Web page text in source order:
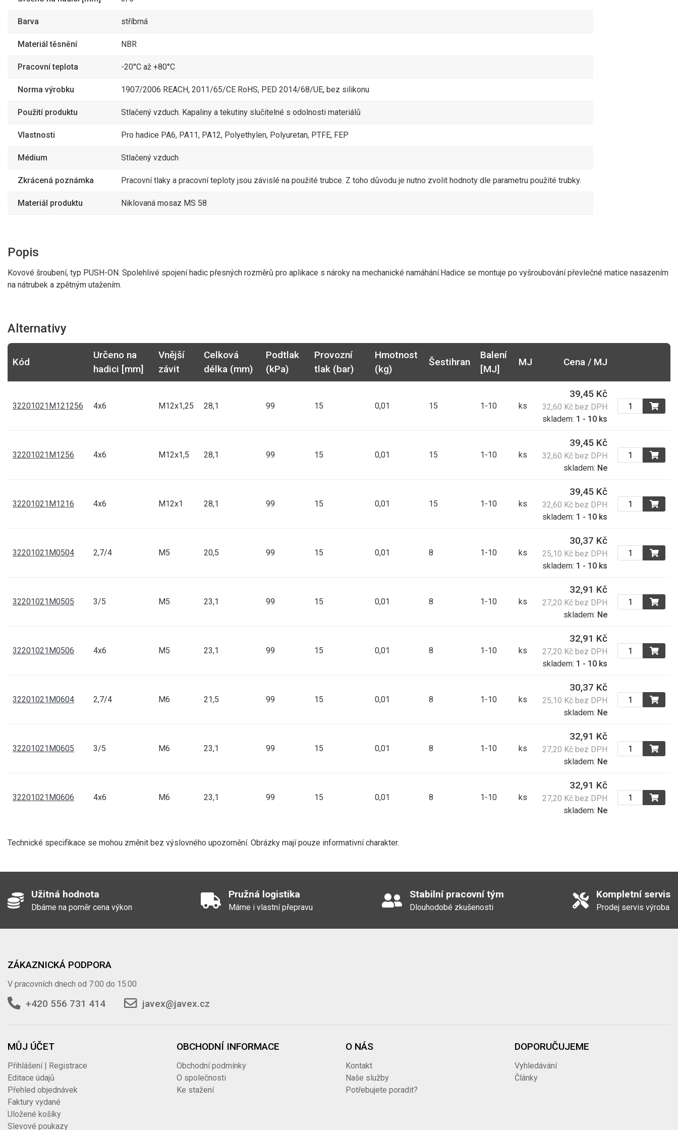
Barva stříbrná
Materiál těsnění NBR
Pracovní teplota -20°C až +80°C
Norma výrobku 1907/2006 REACH, 2011/65/CE RoHS, PED 2014/68/UE, bez silikonu
Použití produktu Stlačený vzduch. Kapaliny a tekutiny slučitelné s odolnosti materiálů
Vlastnosti Pro hadice PA6, PA11, PA12, Polyethylen, Polyuretan, PTFE, FEP
Médium Stlačený vzduch
Zkrácená poznámka Pracovní tlaky a pracovní teploty jsou závislé na použité trubce. Z toho důvodu je nutno zvolit hodnoty dle parametru použité trubky.
Materiál produktu Niklovaná mosaz MS 58
Popis
Kovové šroubení, typ PUSH-ON. Spolehlivé spojení hadic přesných rozměrů pro aplikace s nároky na mechanické namáhání.Hadice se montuje po vyšroubování převlečné matice nasazením
na nátrubek a zpětným utažením.
Alternativy
Kód
Určeno na
hadici [mm]
Vnější
závit
Celková
délka (mm)
Podtlak
(kPa)
Provozní
tlak (bar)
Hmotnost
(kg)
Šestihran
Balení
[MJ]
MJ Cena / MJ
32201021M121256 4x6 M12x1,25 28,1 99 15 0,01 15 1-10 ks
39,45 Kč
32,60 Kč bez DPH
skladem: 1 - 10 ks
32201021M1256 4x6 M12x1,5 28,1 99 15 0,01 15 1-10 ks
39,45 Kč
32,60 Kč bez DPH
skladem: Ne
32201021M1216 4x6 M12x1 28,1 99 15 0,01 15 1-10 ks
39,45 Kč
32,60 Kč bez DPH
skladem: 1 - 10 ks
32201021M0504 2,7/4 M5 20,5 99 15 0,01 8 1-10 ks
30,37 Kč
25,10 Kč bez DPH
skladem: 1 - 10 ks
32201021M0505 3/5 M5 23,1 99 15 0,01 8 1-10 ks
32,91 Kč
27,20 Kč bez DPH
skladem: Ne
32201021M0506 4x6 M5 23,1 99 15 0,01 8 1-10 ks
32,91 Kč
27,20 Kč bez DPH
skladem: 1 - 10 ks
32201021M0604 2,7/4 M6 21,5 99 15 0,01 8 1-10 ks
30,37 Kč
25,10 Kč bez DPH
skladem: Ne
32201021M0605 3/5 M6 23,1 99 15 0,01 8 1-10 ks
32,91 Kč
27,20 Kč bez DPH
skladem: Ne
32201021M0606 4x6 M6 23,1 99 15 0,01 8 1-10 ks
32,91 Kč
27,20 Kč bez DPH
skladem: Ne
Technické specifikace se mohou změnit bez výslovného upozornění. Obrázky mají pouze informativní charakter.
Užitná hodnota
Dbáme na poměr cena výkon
Pružná logistika
Máme i vlastní přepravu
Stabilní pracovní tým
Dlouhodobé zkušenosti
Kompletní servis
Prodej servis výroba
ZÁKAZNICKÁ PODPORA
V pracovních dnech od 7:00 do 15:00
+420 556 731 414 javex@javex.cz
MŮJ ÚČET
Přihlášení | Registrace
Editace údajů
Přehled objednávek
Faktury vydané
Uložené košíky
Slevové poukazy
OBCHODNÍ INFORMACE
Obchodní podmínky
O společnosti
Ke stažení
O NÁS
Kontakt
Naše služby
Potřebujete poradit?
DOPORUČUJEME
Vyhledávání
Články